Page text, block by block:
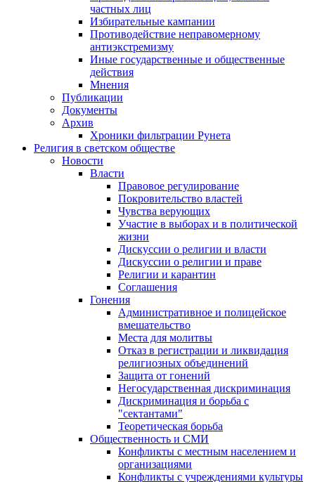
частных лиц
Избирательные кампании
Противодействие неправомерному
антиэкстремизму
Иные государственные и общественные
действия
Мнения
Публикации
Документы
Архив
Хроники фильтрации Рунета
Религия в светском обществе
Новости
Власти
Правовое регулирование
Покровительство властей
Чувства верующих
Участие в выборах и в политической
жизни
Дискуссии о религии и власти
Дискуссии о религии и праве
Религии и карантин
Соглашения
Гонения
Административное и полицейское
вмешательство
Места для молитвы
Отказ в регистрации и ликвидация
религиозных объединений
Защита от гонений
Негосударственная дискриминация
Дискриминация и борьба с
"сектантами"
Теоретическая борьба
Общественность и СМИ
Конфликты с местным населением и
организациями
Конфликты с учреждениями культуры